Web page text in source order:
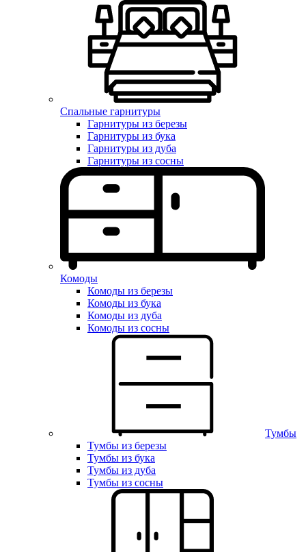
Спальные гарнитуры
Гарнитуры из березы
Гарнитуры из бука
Гарнитуры из дуба
Гарнитуры из сосны
Комоды
Комоды из березы
Комоды из бука
Комоды из дуба
Комоды из сосны
Тумбы
Тумбы из березы
Тумбы из бука
Тумбы из дуба
Тумбы из сосны